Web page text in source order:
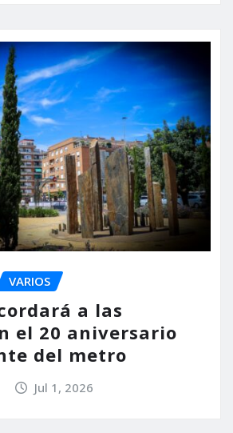
VARIOS
a las
el 20 aniversario
del metro
Jul 1, 2026